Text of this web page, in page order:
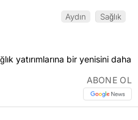
Aydın Sağlık
ABONE OL